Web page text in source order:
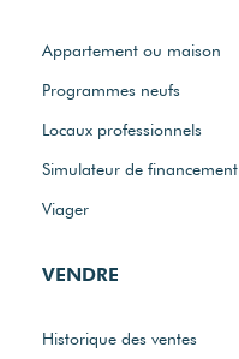
Appartement ou maison
Programmes neufs
Locaux professionnels
Simulateur de financement
Viager
VENDRE
Historique des ventes